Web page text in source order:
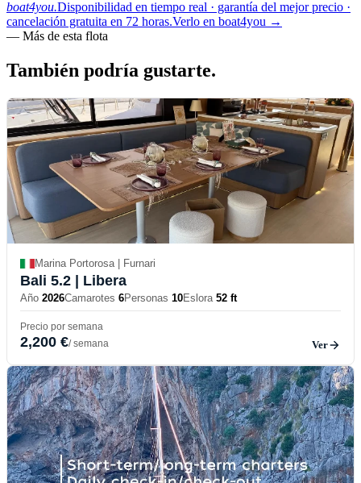
boat4you.Disponibilidad en tiempo real · garantía del mejor precio ·
cancelación gratuita en 72 horas.Verlo en boat4you →
— Más de esta flota
También podría gustarte.
Marina Portorosa | Furnari
Bali 5.2 | Libera
Año 2026Camarotes 6Personas 10Eslora 52 ft
Precio por semana
2,200 €/ semana Ver